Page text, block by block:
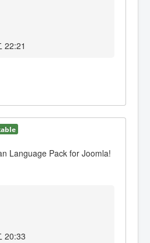
22:21
Language Pack for Joomla!
20:33